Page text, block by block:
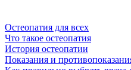
Остеопатия для всех
Что такое остеопатия
История остеопатии
Показания и